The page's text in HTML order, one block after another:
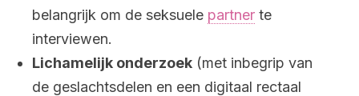
belangrijk om de seksuele partner te
interviewen.
Lichamelijk onderzoek (met inbegrip van
de geslachtsdelen en een digitaal rectaal